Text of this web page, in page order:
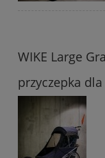
WIKE Large
przyczepka